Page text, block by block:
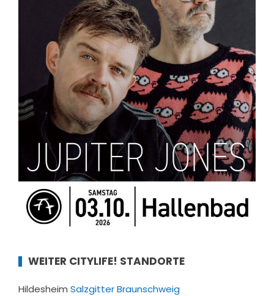
WEITER CITYLIFE! STANDORTE
Hildesheim SalzgitterBraunschweig